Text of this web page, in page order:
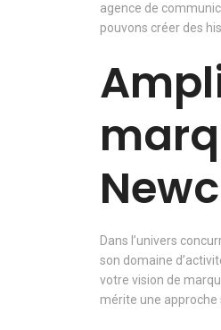
agence de
pouvons créer des
Dans l’univers
son domaine
votre vision de
mérite une